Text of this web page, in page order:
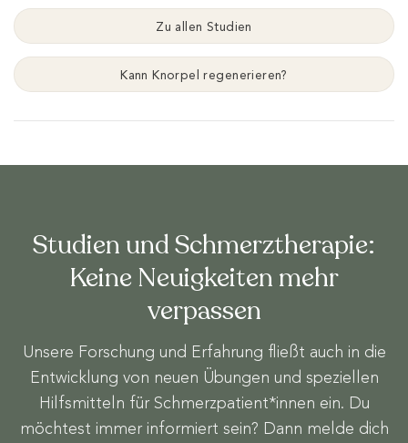
Zu allen Studien
Kann Knorpel regenerieren?
Studien und Schmerztherapie:
Keine Neuigkeiten mehr
verpassen
Unsere Forschung und Erfahrung fließt auch in die
Entwicklung von neuen Übungen und speziellen
Hilfsmitteln für Schmerzpatient*innen ein. Du
möchtest immer informiert sein? Dann melde dich